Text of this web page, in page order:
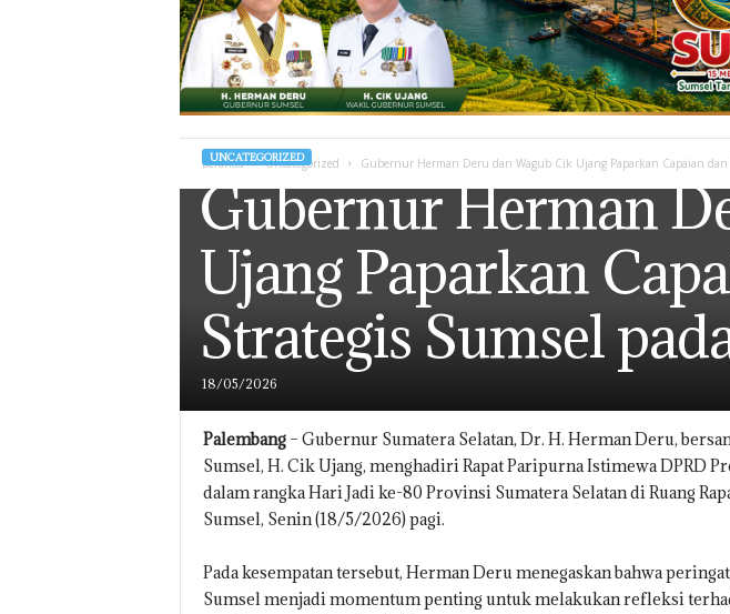
Beranda Uncategorized Gubernur Herman Deru dan Wagub Cik Ujang Paparkan Capaian dan
UNCATEGORIZED
Gubernur Herman
Ujang Paparkan
Strategis Sumsel
18/05/2026
Palembang– Gubernur Sumatera Selatan, Dr. H. Herman Deru,
Sumsel, H. Cik Ujang, menghadiri Rapat Paripurna Istimewa DPRD
dalam rangka Hari Jadi ke-80 Provinsi Sumatera Selatan di Ruang
Sumsel, Senin (18/5/2026) pagi.
Pada kesempatan tersebut, Herman Deru menegaskan bahwa
Sumsel menjadi momentum penting untuk melakukan refleksi